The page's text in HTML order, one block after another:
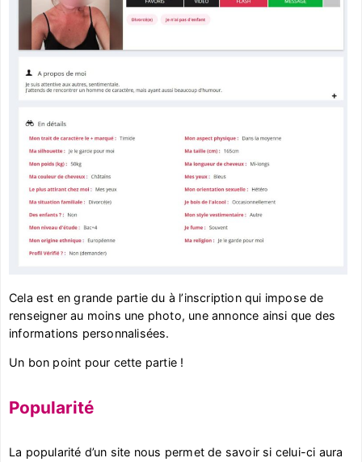
Cela est en grande partie du à l’inscription qui impose de
renseigner au moins une photo, une annonce ainsi que des
informations personnalisées.
Un bon point pour cette partie !
Popularité
La popularité d’un site nous permet de savoir si celui-ci aura